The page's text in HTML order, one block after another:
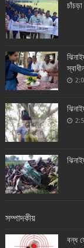
সম্পাদকীয়
বন্ধ